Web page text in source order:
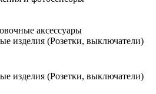
аксессуары
изделия (Розетки, выключатели)
изделия (Розетки, выключатели)